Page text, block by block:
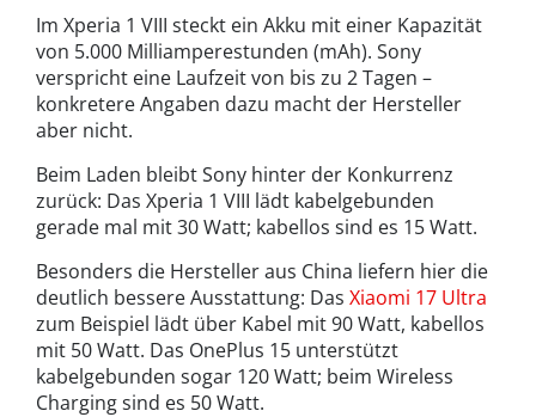
Im Xperia 1 VIII steckt ein Akku mit einer Kapazität
von 5.000 Milliamperestunden (mAh). Sony
verspricht eine Laufzeit von bis zu 2 Tagen –
konkretere Angaben dazu macht der Hersteller
aber nicht.
Beim Laden bleibt Sony hinter der Konkurrenz
zurück: Das Xperia 1 VIII lädt kabelgebunden
gerade mal mit 30 Watt; kabellos sind es 15 Watt.
Besonders die Hersteller aus China liefern hier die
deutlich bessere Ausstattung: Das Xiaomi 17 Ultra
zum Beispiel lädt über Kabel mit 90 Watt, kabellos
mit 50 Watt. Das OnePlus 15 unterstützt
kabelgebunden sogar 120 Watt; beim Wireless
Charging sind es 50 Watt.